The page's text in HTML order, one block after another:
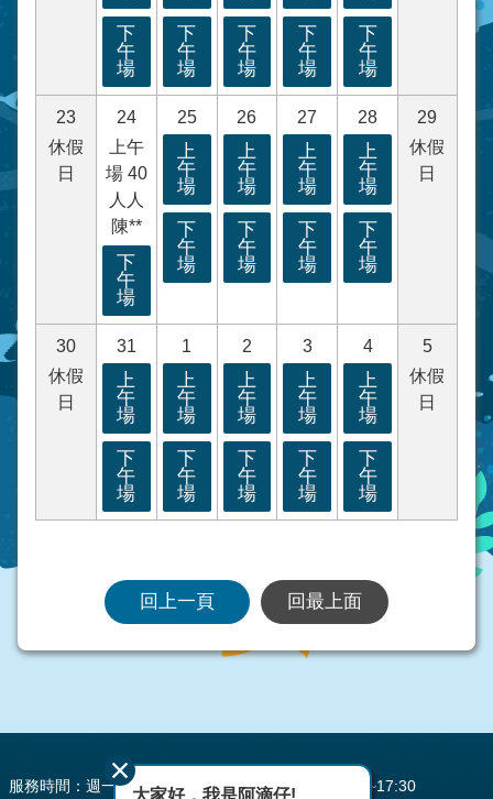
下
午
場
下
午
場
下
午
場
下
午
場
下
午
場
23
休假
日
24
上午
場 40
人人
陳**
下
午
場
25
上
午
場
下
午
場
26
上
午
場
下
午
場
27
上
午
場
下
午
場
28
上
午
場
下
午
場
29
休假
日
30
休假
日
31
上
午
場
下
午
場
1
上
午
場
下
午
場
2
上
午
場
下
午
場
3
上
午
場
下
午
場
4
上
午
場
下
午
場
5
休假
日
回上一頁 回最上面
服務時間：週一至週五 AM08:00~12:00 PM13:30~17:30
大家好，我是阿滴仔!